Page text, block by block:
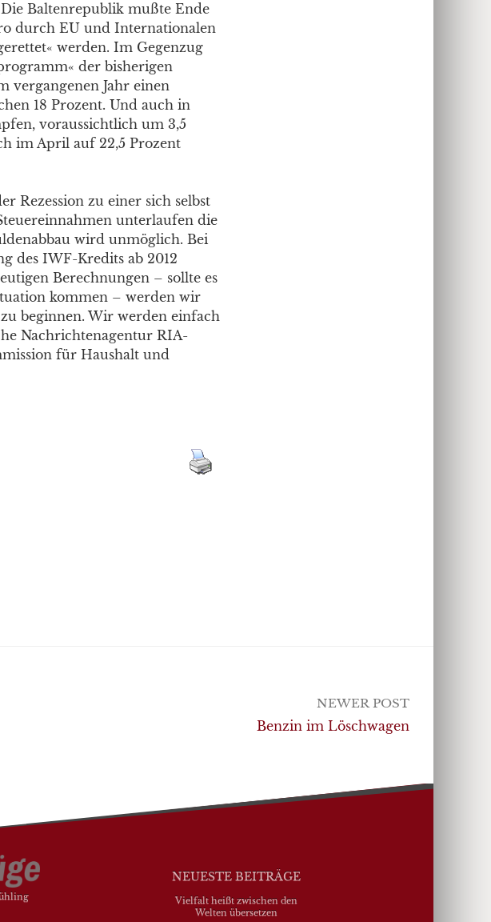
Baltenrepublik mußte Ende
durch EU und Internationalen
werden. Im Gegenzug
der bisherigen
vergangenen Jahr einen
18 Prozent. Und auch in
voraussichtlich um 3,5
im April auf 22,5 Prozent
Rezession zu einer sich selbst
unterlaufen die
wird unmöglich. Bei
des IWF-Kredits ab 2012
Berechnungen – sollte es
kommen – werden wir
beginnen. Wir werden einfach
Nachrichtenagentur RIA-
für Haushalt und
NEWER POST
Benzin im Löschwagen
NEUESTE BEITRÄGE
Vielfalt heißt zwischen den
Welten übersetzen